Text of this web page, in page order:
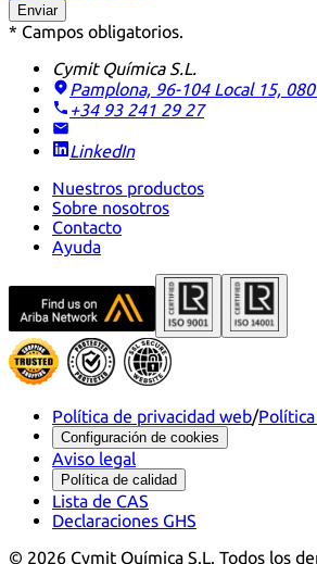
Enviar
* Campos obligatorios.
Cymit Química S.L.
Pamplona, 96-104 Local 15,
+34 93 241 29 27
LinkedIn
Nuestros productos
Sobre nosotros
Contacto
Ayuda
Política de privacidad web/
Configuración de cookies
Aviso legal
Política de calidad
Lista de CAS
Declaraciones GHS
© 2026 Cymit Química S.L. Todos los